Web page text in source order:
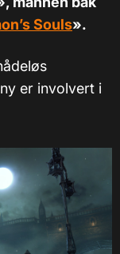
Souls».
er involvert i